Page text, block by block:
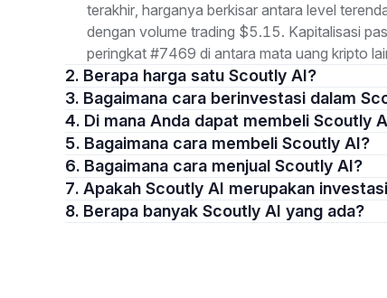
terakhir, harganya berkisar antara level
dengan volume trading $5.15. Kapitalisasi
peringkat #7469 di antara mata uang kripto
2. Berapa harga satu Scoutly AI?
3. Bagaimana cara berinvestasi dalam
4. Di mana Anda dapat membeli Scoutly
5. Bagaimana cara membeli Scoutly AI?
6. Bagaimana cara menjual Scoutly AI?
7. Apakah Scoutly AI merupakan
8. Berapa banyak Scoutly AI yang ada?